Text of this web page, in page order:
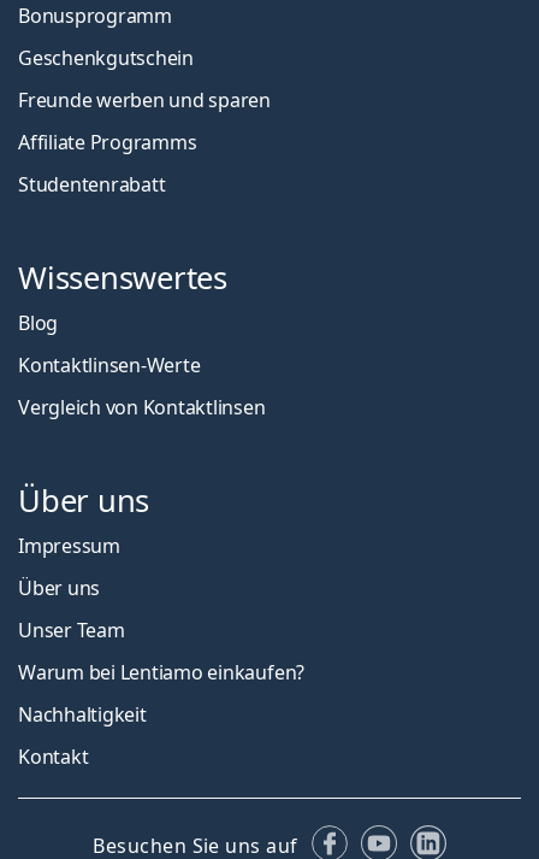
Bonusprogramm
Geschenkgutschein
Freunde werben und sparen
Affiliate Programms
Studentenrabatt
Wissenswertes
Blog
Kontaktlinsen-Werte
Vergleich von Kontaktlinsen
Über uns
Impressum
Über uns
Unser Team
Warum bei Lentiamo einkaufen?
Nachhaltigkeit
Kontakt
Besuchen Sie uns auf Facebook
YouTubeLinkedIn